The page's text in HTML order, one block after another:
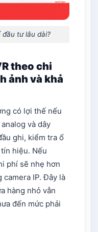
đầu tư lâu dài?
theo chi
ảnh và khả
có lợi thế nếu
và dây
ghi, kiểm tra ổ
hiệu. Nếu
phí sẽ nhẹ hơn
camera IP. Đây là
hàng nhỏ vẫn
đến mức phải